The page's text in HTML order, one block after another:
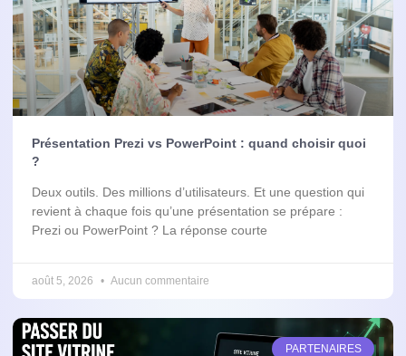
Présentation Prezi vs PowerPoint : quand choisir quoi
?
Deux outils. Des millions d’utilisateurs. Et une question qui
revient à chaque fois qu’une présentation se prépare :
Prezi ou PowerPoint ? La réponse courte
août 5, 2026 Aucun commentaire
PARTENAIRES